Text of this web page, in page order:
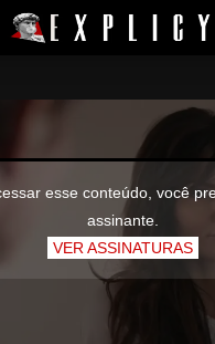
esse conteúdo, você
assinante.
VER ASSINATURAS